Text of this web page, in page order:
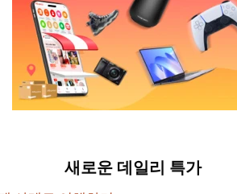
새로운 데일리 특가